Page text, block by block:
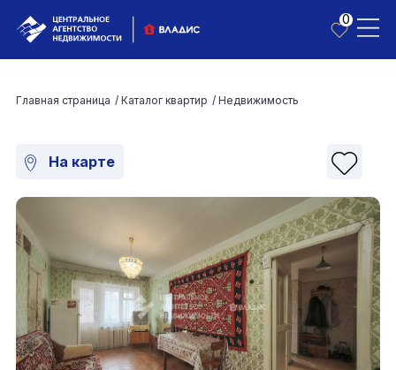
0
Главная страница / Каталог квартир / Недвижимость
На карте